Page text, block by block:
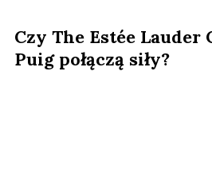
Czy The Estée Lauder
Puig połączą siły?